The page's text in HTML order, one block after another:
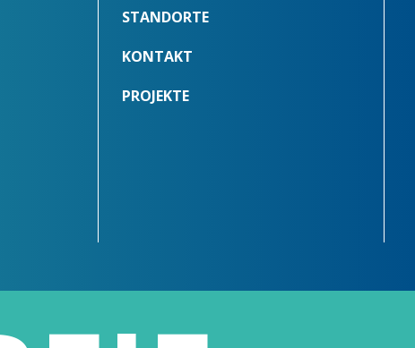
STANDORTE
KONTAKT
PROJEKTE